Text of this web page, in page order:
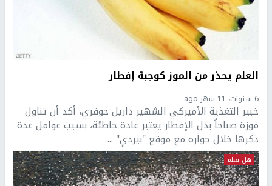
العلم يحذر من الموز كوجبة إفطار
6 سنوات، 11 شهر ago
خبير التغذية الأميركي الشهير داريل جوفري، أكد أن تناول
موزة صباحاً بدل الإفطار يعتبر عادة خاطئة، بسبب عوامل عدة
ذكرها خلال حواره مع موقع "بيردي" ...
هل تعلم